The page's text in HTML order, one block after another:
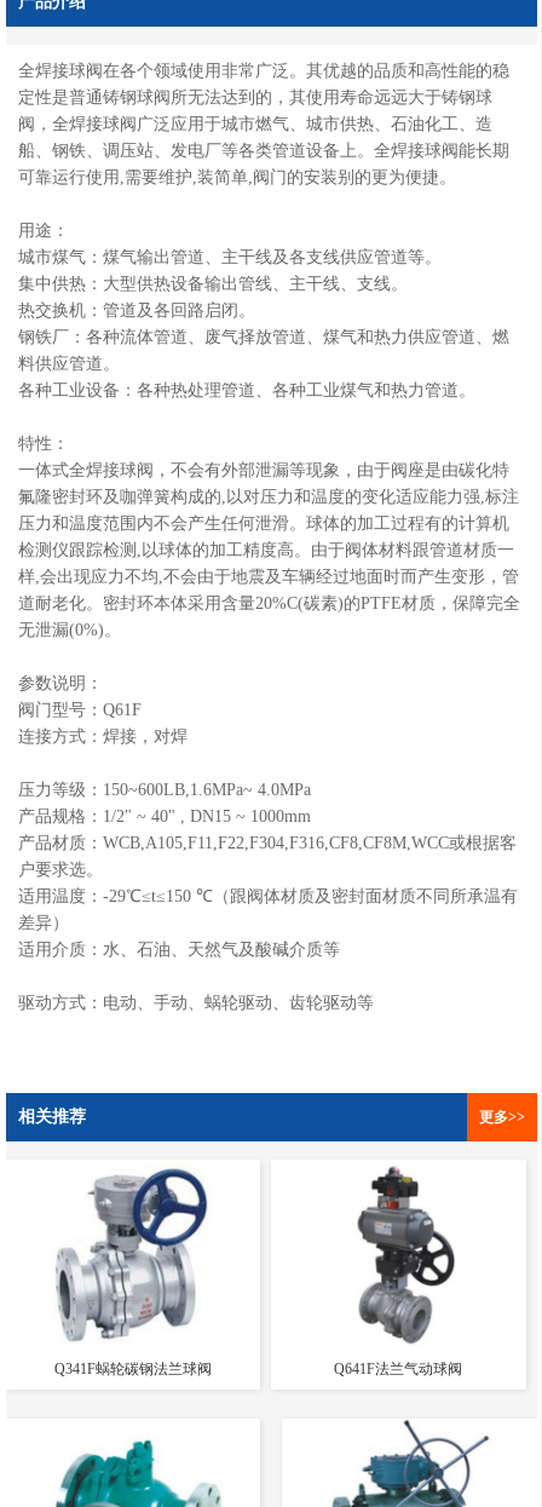
全焊接球阀在各个领域使用非常广泛。其优越的品质和高性能的稳
定性是普通铸钢球阀所无法达到的，其使用寿命远远大于铸钢球
阀，全焊接球阀广泛应用于城市燃气、城市供热、石油化工、造
船、钢铁、调压站、发电厂等各类管道设备上。全焊接球阀能长期
可靠运行使用,需要维护,装简单,阀门的安装别的更为便捷。
用途：
城市煤气：煤气输出管道、主干线及各支线供应管道等。
集中供热：大型供热设备输出管线、主干线、支线。
热交换机：管道及各回路启闭。
钢铁厂：各种流体管道、废气择放管道、煤气和热力供应管道、燃
料供应管道。
各种工业设备：各种热处理管道、各种工业煤气和热力管道。
特性：
一体式全焊接球阀，不会有外部泄漏等现象，由于阀座是由碳化特
氟隆密封环及咖弹簧构成的,以对压力和温度的变化适应能力强,标注
压力和温度范围内不会产生任何泄滑。球体的加工过程有的计算机
检测仪跟踪检测,以球体的加工精度高。由于阀体材料跟管道材质一
样,会出现应力不均,不会由于地震及车辆经过地面时而产生变形，管
道耐老化。密封环本体采用含量20%C(碳素)的PTFE材质，保障完全
无泄漏(0%)。
参数说明：
阀门型号：Q61F
连接方式：焊接，对焊
压力等级：150~600LB,1.6MPa~ 4.0MPa
产品规格：1/2" ~ 40" , DN15 ~ 1000mm
产品材质：WCB,A105,F11,F22,F304,F316,CF8,CF8M,WCC或根据客
户要求选。
适用温度：-29℃≤t≤150 ℃（跟阀体材质及密封面材质不同所承温有
差异）
适用介质：水、石油、天然气及酸碱介质等
驱动方式：电动、手动、蜗轮驱动、齿轮驱动等
相关推荐 更多>>
Q341F蜗轮碳钢法兰球阀 Q641F法兰气动球阀